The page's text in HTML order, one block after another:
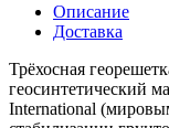
Описание
Доставка
Трёхосная
геосинтетический
International